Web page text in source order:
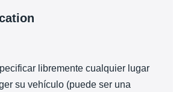
libremente cualquier lugar
su vehículo (puede ser una